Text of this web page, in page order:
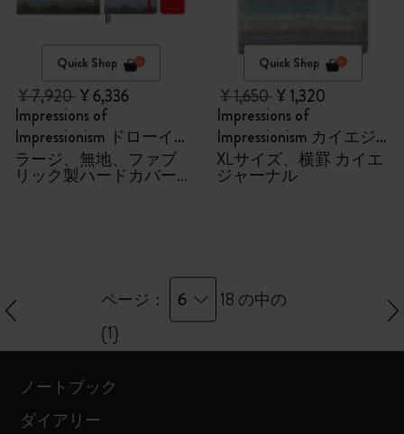
Quick Shop
¥ 7,920¥ 6,336
Impressions of
Impressionism ドローイ
ングギフトボックス
ラージ、無地、ファブ
リック製ハードカバー
Quick Shop
¥ 1,650¥ 1,320
Impressions of
Impressionism カイエジ
ャーナル
XLサイズ、横罫 カイエ
ジャーナル
ページ： 6
18 の中の
{1}
ノートブック
ダイアリー